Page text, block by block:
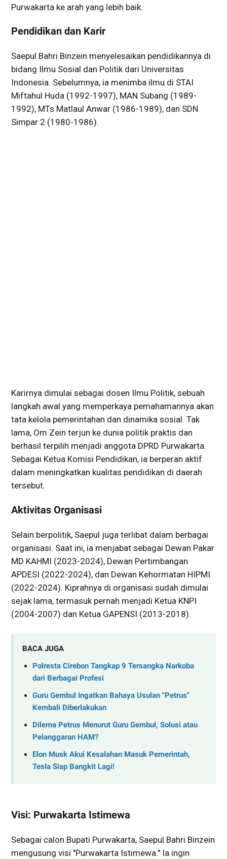
Purwakarta ke arah yang lebih baik.
Pendidikan dan Karir
Saepul Bahri Binzein menyelesaikan pendidikannya di
bidang Ilmu Sosial dan Politik dari Universitas
Indonesia. Sebelumnya, ia menimba ilmu di STAI
Miftahul Huda (1992-1997), MAN Subang (1989-
1992), MTs Matlaul Anwar (1986-1989), dan SDN
Simpar 2 (1980-1986).
Karirnya dimulai sebagai dosen Ilmu Politik, sebuah
langkah awal yang memperkaya pemahamannya akan
tata kelola pemerintahan dan dinamika sosial. Tak
lama, Om Zein terjun ke dunia politik praktis dan
berhasil terpilih menjadi anggota DPRD Purwakarta.
Sebagai Ketua Komisi Pendidikan, ia berperan aktif
dalam meningkatkan kualitas pendidikan di daerah
tersebut.
Aktivitas Organisasi
Selain berpolitik, Saepul juga terlibat dalam berbagai
organisasi. Saat ini, ia menjabat sebagai Dewan Pakar
MD KAHMI (2023-2024), Dewan Pertimbangan
APDESI (2022-2024), dan Dewan Kehormatan HIPMI
(2022-2024). Kiprahnya di organisasi sudah dimulai
sejak lama, termasuk pernah menjadi Ketua KNPI
(2004-2007) dan Ketua GAPENSI (2013-2018).
BACA JUGA
Polresta Cirebon Tangkap 9 Tersangka Narkoba
dari Berbagai Profesi
Guru Gembul Ingatkan Bahaya Usulan "Petrus"
Kembali Diberlakukan
Dilema Petrus Menurut Guru Gembul, Solusi atau
Pelanggaran HAM?
Elon Musk Akui Kesalahan Masuk Pemerintah,
Tesla Siap Bangkit Lagi!
Visi: Purwakarta Istimewa
Sebagai calon Bupati Purwakarta, Saepul Bahri Binzein
mengusung visi "Purwakarta Istimewa." Ia ingin